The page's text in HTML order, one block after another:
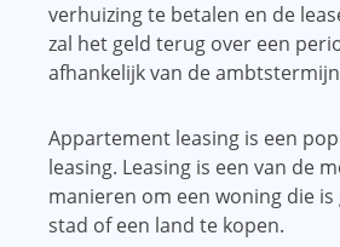
verhuizing te betalen en de
zal het geld terug over een
afhankelijk van de
Appartement leasing is een
leasing. Leasing is een van de
manieren om een ​​woning die is
stad of een land te kopen.